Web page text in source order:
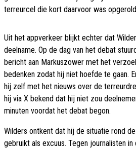
terreurcel die kort daarvoor was
Uit het appverkeer blijkt echter dat
deelname. Op de dag van het debat
bericht aan Markuszower met het
bedenken zodat hij niet hoefde te gaan.
hij zelf met het nieuws over de
hij via X bekend dat hij niet zou
minuten voordat het debat begon.
Wilders ontkent dat hij de situatie rond
gebruikt als excuus. Tegen journalisten in